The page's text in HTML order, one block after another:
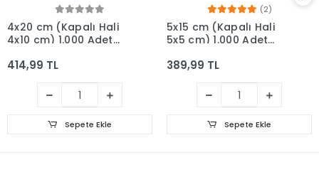
4x20 cm (Kapalı Hali
4x10 cm) 1.000 Adet
Şapkalı Poşet
414,99 TL
Sepete Ekle
(2)
5x15 cm (Kapalı Hali
5x5 cm) 1.000 Adet
Şapkalı Poşet
389,99 TL
Sepete Ekle